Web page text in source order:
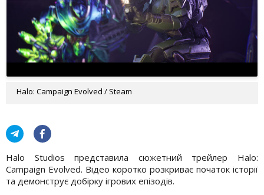
Halo: Campaign Evolved / Steam
Halo Studios представила сюжетний трейлер Halo:
Campaign Evolved. Відео коротко розкриває початок історії
та демонструє добірку ігрових епізодів.